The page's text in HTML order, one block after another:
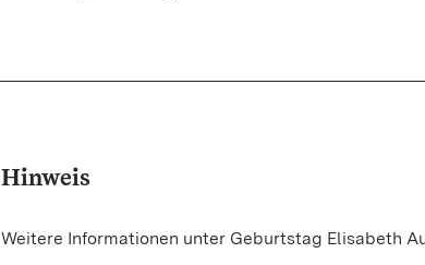
Hinweis
Weitere Informationen unter Geburtstag Elisabeth